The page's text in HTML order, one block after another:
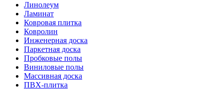
Линолеум
Ламинат
Ковровая плитка
Ковролин
Инженерная доска
Паркетная доска
Пробковые полы
Виниловые полы
Массивная доска
ПВХ-плитка